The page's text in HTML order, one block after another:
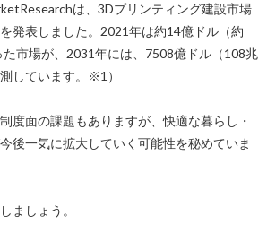
は、3Dプリンティング建設市場
発表しました。2021年は約14億ドル（約
市場が、2031年には、7508億ドル（108兆
しています。※1）
度面の課題もありますが、快適な暮らし・
後一気に拡大していく可能性を秘めていま
ましょう。